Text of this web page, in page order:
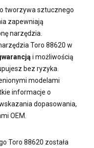
tworzywa sztucznego
zapewniają
narzędzia.
Toro 88620 w
i możliwością
bez ryzyka.
modelami
informacje o
dopasowania,
OEM.
Toro 88620 została